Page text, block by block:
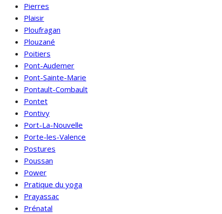
Pierres
Plaisir
Ploufragan
Plouzané
Poitiers
Pont-Audemer
Pont-Sainte-Marie
Pontault-Combault
Pontet
Pontivy
Port-La-Nouvelle
Porte-les-Valence
Postures
Poussan
Power
Pratique du yoga
Prayassac
Prénatal